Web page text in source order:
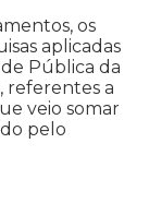
os
aplicadas
Pública da
referentes a
veio somar
pelo